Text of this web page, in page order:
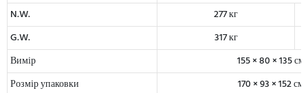
N.W.
277 кг
G.W.
317 кг
Вимір
155 × 80 × 135
Розмір упаковки
170 × 93 × 152